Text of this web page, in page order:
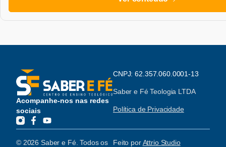
Acompanhe-nos nas redes
sociais
CNPJ: 62.357.060.0001-13
Saber e Fé Teologia LTDA
Política de Privacidade
© 2026 Saber e Fé. Todos os
Feito porAttrio Studio